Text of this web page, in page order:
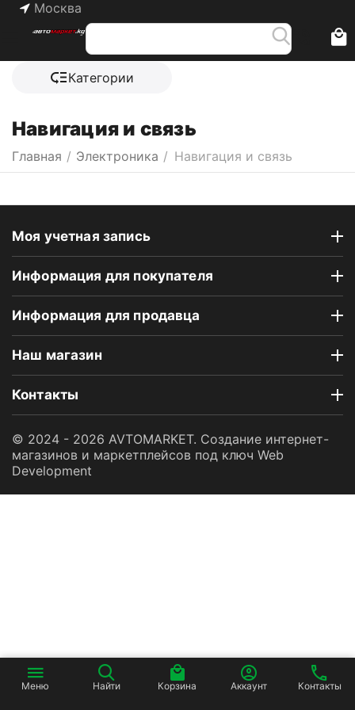
Москва
Категории
Навигация и связь
Главная / Электроника / Навигация и связь
Моя учетная запись
Информация для покупателя
Информация для продавца
Наш магазин
Контакты
© 2024 - 2026 AVTOMARKET. Создание интернет-
магазинов и маркетплейсов под ключ Web
Development
Меню Найти Корзина Аккаунт Контакты